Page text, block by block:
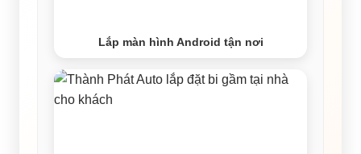
Lắp màn hình Android tận nơi